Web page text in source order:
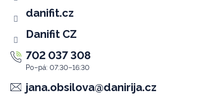
jana.obsilova@danirija.cz
702 037 308
Danifit CZ
danifit.cz